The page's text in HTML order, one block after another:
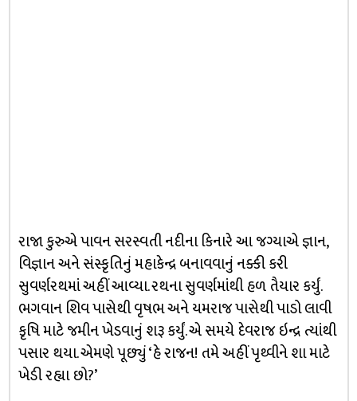
રાજા કુરુએ પાવન સરસ્વતી નદીના કિનારે આ જગ્યાએ જ્ઞાન,
વિજ્ઞાન અને સંસ્કૃતિનું મહાકેન્દ્ર બનાવવાનું નક્કી કરી
સુવર્ણરથમાં અહીં આવ્યા. રથના સુવર્ણમાંથી હળ તૈયાર કર્યું.
ભગવાન શિવ પાસેથી વૃષભ અને યમરાજ પાસેથી પાડો લાવી
કૃષિ માટે જમીન ખેડવાનું શરૂ કર્યું. એ સમયે દેવરાજ ઇન્દ્ર ત્યાંથી
પસાર થયા. એમણે પૂછ્યું ‘હે રાજન! તમે અહીં પૃથ્વીને શા માટે
ખેડી રહ્યા છો?’